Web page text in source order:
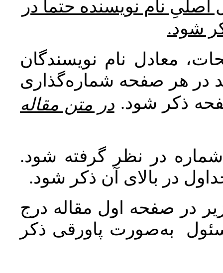
نام نویسنده حتما در
شود.
معادل نام نویسندگان
در هر صفحه شماره‌گذاری
ذکر شود. در متن مقاله
در نظر گرفته شود.
در بالای آن ذکر شود.
در صفحه اول مقاله درج
به‌صورت پاورقی ذکر